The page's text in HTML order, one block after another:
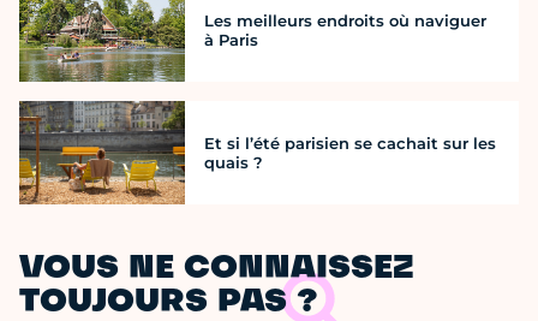
Les meilleurs endroits où naviguer
à Paris
Et si l’été parisien se cachait sur les
quais ?
VOUS NE CONNAISSEZ
TOUJOURS PAS ?